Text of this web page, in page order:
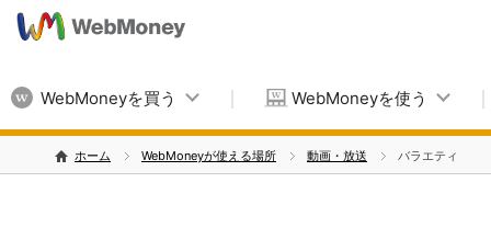
WebMoneyを買う WebMoneyを使う
ホーム WebMoneyが使える場所 動画・放送 バラエティ